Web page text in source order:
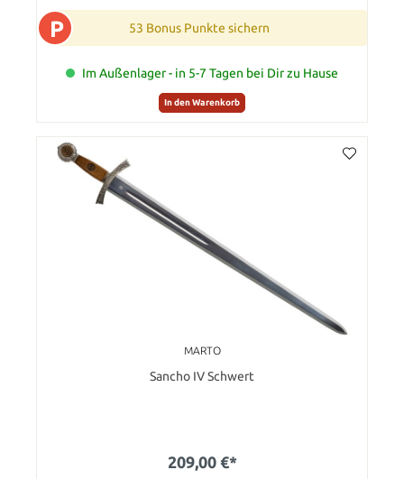
P 53 Bonus Punkte sichern
Im Außenlager - in 5-7 Tagen bei Dir zu Hause
In den Warenkorb
MARTO
Sancho IV Schwert
209,00 €*